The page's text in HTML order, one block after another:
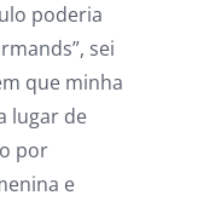
poderia
sei
que minha
lugar de
por
e